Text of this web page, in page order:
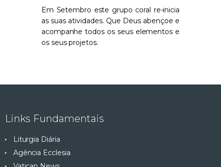
Em Setembro este grupo coral re-inicia
as suas atividades. Que Deus abençoe e
acompanhe todos os seus elementos e
os seus projetos.
Links Fundamentais
Liturgia Diária
Agência Ecclesia